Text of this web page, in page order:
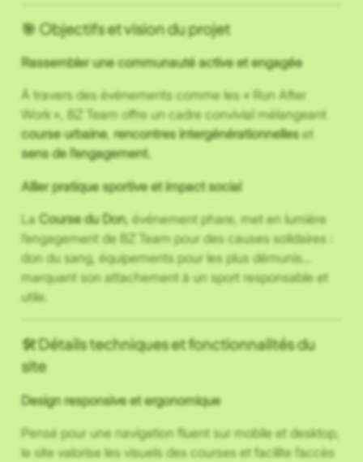
🎯 Objectifs et vision du projet
Rassembler une communauté active et engagée
À travers des événements comme les « Run After
Work », BZ Team offre un cadre convivial mélangeant
course urbaine, rencontres intergénérationnelleset
sens de l’engagement.
Allier pratique sportive et impact social
La Course du Don, événement phare, met en lumière
l’engagement de BZ Team pour des causes solidaires :
don du sang, équipements pour les plus démunis…
marquant son attachement à un sport responsable et
utile.
🛠️ Détails techniques et fonctionnalités du
site
Design responsive et ergonomique
Pensé pour une navigation fluent sur mobile et desktop,
le site valorise les visuels des courses et facilite l’accès